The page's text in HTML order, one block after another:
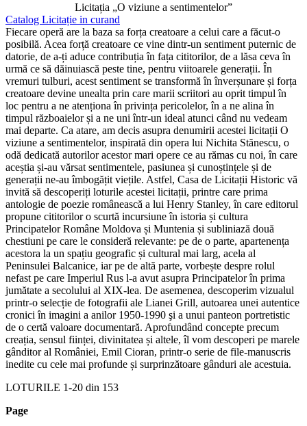
Licitația „O viziune a sentimentelor”
Catalog Licitație in curand
Fiecare operă are la baza sa forța creatoare a celui care a făcut-o
posibilă. Acea forță creatoare ce vine dintr-un sentiment puternic de
datorie, de a-ți aduce contribuția în fața cititorilor, de a lăsa ceva în
urmă ce să dăinuiască peste tine, pentru viitoarele generații. În
vremuri tulburi, acest sentiment se transformă în înverșunare și forța
creatoare devine unealta prin care marii scriitori au oprit timpul în
loc pentru a ne atenționa în privința pericolelor, în a ne alina în
timpul războaielor și a ne uni într-un ideal atunci când nu vedeam
mai departe. Ca atare, am decis asupra denumirii acestei licitații O
viziune a sentimentelor, inspirată din opera lui Nichita Stănescu, o
odă dedicată autorilor acestor mari opere ce au rămas cu noi, în care
aceștia și-au vărsat sentimentele, pasiunea și cunoștințele și de
generații ne-au îmbogățit viețile. Astfel, Casa de Licitații Historic vă
invită să descoperiți loturile acestei licitații, printre care prima
antologie de poezie românească a lui Henry Stanley, în care editorul
propune cititorilor o scurtă incursiune în istoria și cultura
Principatelor Române Moldova și Muntenia și subliniază două
chestiuni pe care le consideră relevante: pe de o parte, apartenența
acestora la un spațiu geografic și cultural mai larg, acela al
Peninsulei Balcanice, iar pe de altă parte, vorbește despre rolul
nefast pe care Imperiul Rus l-a avut asupra Principatelor în prima
jumătate a secolului al XIX-lea. De asemenea, descoperim vizualul
printr-o selecție de fotografii ale Lianei Grill, autoarea unei autentice
cronici în imagini a anilor 1950-1990 şi a unui panteon portretistic
de o certă valoare documentară. Aprofundând concepte precum
creația, sensul ființei, divinitatea și altele, îl vom descoperi pe marele
gânditor al României, Emil Cioran, printr-o serie de file-manuscris
inedite cu cele mai profunde și surprinzătoare gânduri ale acestuia.
LOTURILE 1-20 din 153
Page